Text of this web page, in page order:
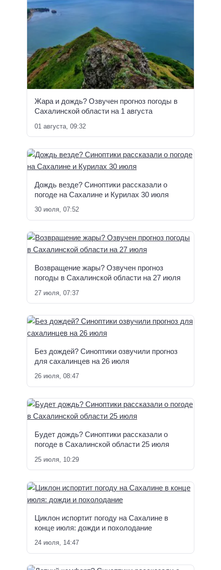
Жара и дождь? Озвучен прогноз погоды в
Сахалинской области на 1 августа
01 августа, 09:32
Дождь везде? Синоптики рассказали о
погоде на Сахалине и Курилах 30 июля
30 июля, 07:52
Возвращение жары? Озвучен прогноз
погоды в Сахалинской области на 27 июля
27 июля, 07:37
Без дождей? Синоптики озвучили прогноз
для сахалинцев на 26 июля
26 июля, 08:47
Будет дождь? Синоптики рассказали о
погоде в Сахалинской области 25 июля
25 июля, 10:29
Циклон испортит погоду на Сахалине в
конце июля: дожди и похолодание
24 июля, 14:47